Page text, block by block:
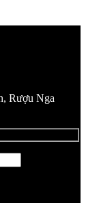
Rượu Nga